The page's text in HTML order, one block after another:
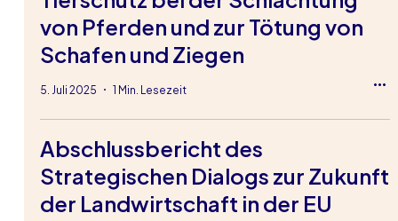
von Pferden und zur Tötung von
Schafen und Ziegen
5. Juli 2025 1 Min. Lesezeit
Abschlussbericht des
Strategischen Dialogs zur Zukunft
der Landwirtschaft in der EU